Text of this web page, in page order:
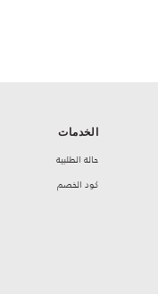
الخدمات
حالة الطلبية
كود الخصم